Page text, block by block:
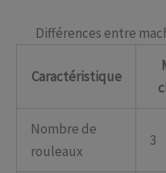
Différences entre
Caractéristique
Nombre de
rouleaux
3